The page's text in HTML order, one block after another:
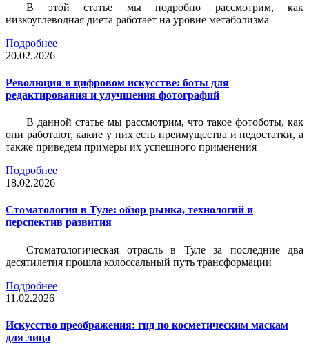
В этой статье мы подробно рассмотрим, как
низкоуглеводная диета работает на уровне метаболизма
Подробнее
20.02.2026
Революция в цифровом искусстве: боты для
редактирования и улучшения фотографий
В данной статье мы рассмотрим, что такое фотоботы, как
они работают, какие у них есть преимущества и недостатки, а
также приведем примеры их успешного применения
Подробнее
18.02.2026
Стоматология в Туле: обзор рынка, технологий и
перспектив развития
Стоматологическая отрасль в Туле за последние два
десятилетия прошла колоссальный путь трансформации
Подробнее
11.02.2026
Искусство преображения: гид по косметическим маскам
для лица